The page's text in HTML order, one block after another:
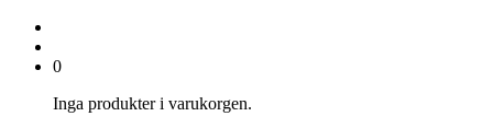
0
Inga produkter i varukorgen.